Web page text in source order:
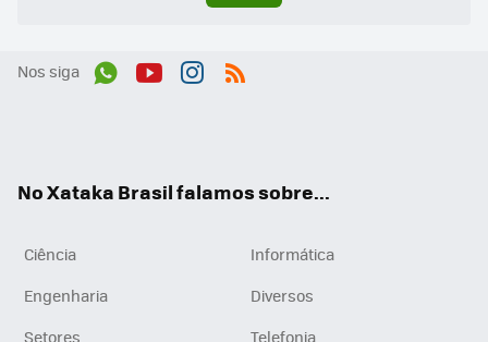
Nos siga
No Xataka Brasil falamos sobre...
Ciência
Informática
Engenharia
Diversos
Setores
Telefonia